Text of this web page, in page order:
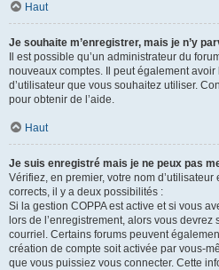
Haut
Je souhaite m’enregistrer, mais je n’y
Il est possible qu’un administrateur du
nouveaux comptes. Il peut également
d’utilisateur que vous souhaitez utiliser.
pour obtenir de l’aide.
Haut
Je suis enregistré mais je ne peux pas
Vérifiez, en premier, votre nom d’utilisateur
corrects, il y a deux possibilités :
Si la gestion COPPA est active et si vous
lors de l’enregistrement, alors vous
courriel. Certains forums peuvent
création de compte soit activée par vous-
que vous puissiez vous connecter. Cette